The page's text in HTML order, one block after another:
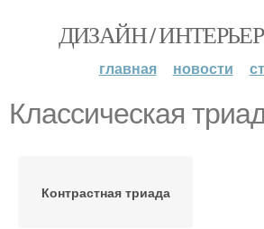
ДИЗАЙН /
главная новости
Классическая
Контрастная триада